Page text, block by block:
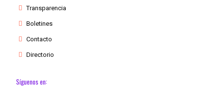
Transparencia
Boletines
Contacto
Directorio
Síguenos en: